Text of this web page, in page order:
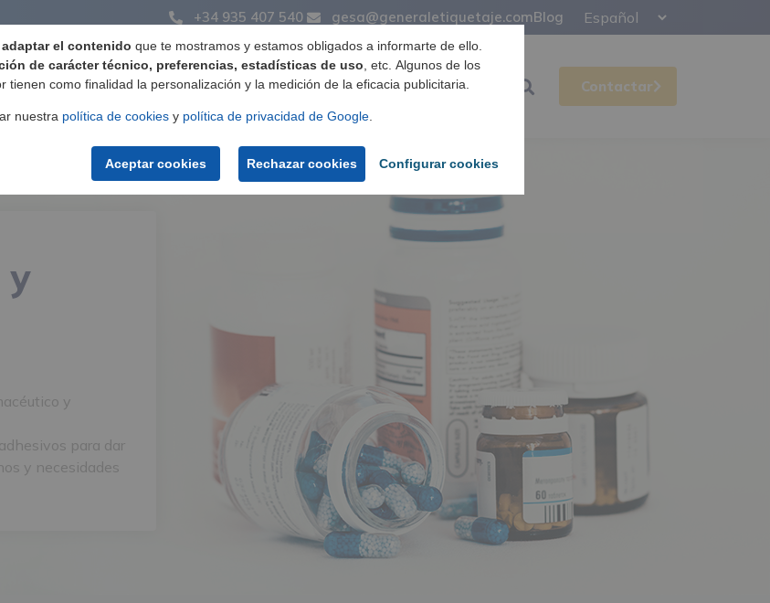
adaptar el contenido que te mostramos y estamos obligados a informarte de ello.
de carácter técnico, preferencias, estadísticas de uso, etc. Algunos de los
tienen como finalidad la personalización y la medición de la eficacia publicitaria.
nuestra política de cookies y política de privacidad de Google.
Aceptar cookies Rechazar cookies Configurar cookies
+34 935 407 540 gesa@generaletiquetaje.comBlog
de etiquetas Productos Servicios Soporte Contactar
y
y
para dar
y necesidades